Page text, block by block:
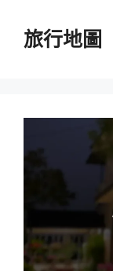
旅行地圖